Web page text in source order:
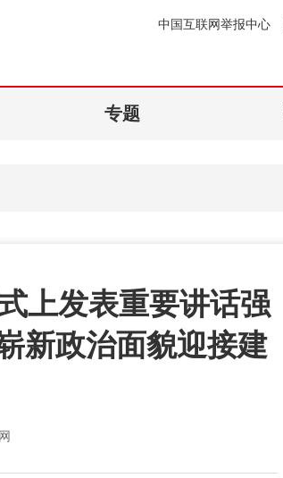
中国互联网举报中心
专题
上发表重要讲话强
新政治面貌迎接建